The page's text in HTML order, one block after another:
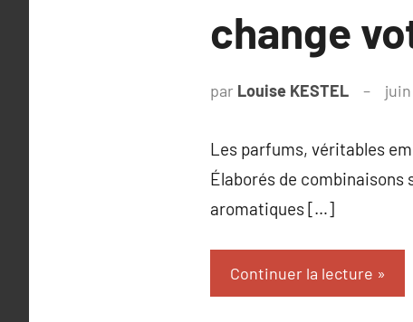
change
par Louise KESTEL
Les parfums, véritables
Élaborés de combinaisons
aromatiques […]
Continuer la lecture